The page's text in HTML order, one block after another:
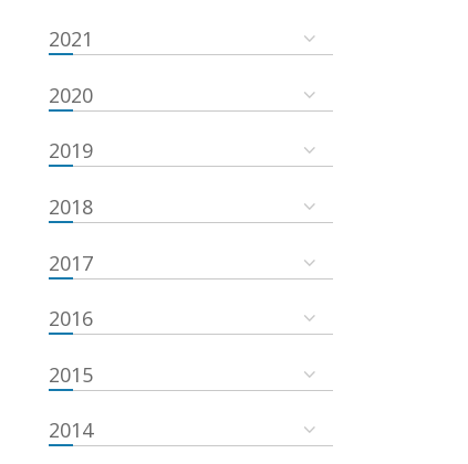
2021
2020
2019
2018
2017
2016
2015
2014